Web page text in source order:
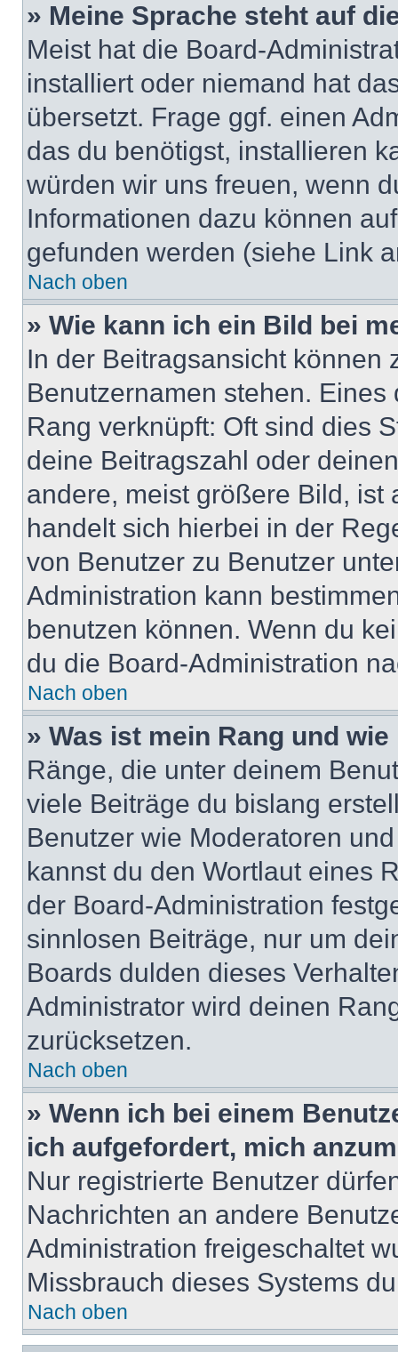
» Meine Sprache steht auf
Meist hat die Board-
installiert oder niemand hat
übersetzt. Frage ggf. einen
das du benötigst, installieren
würden wir uns freuen, wenn
Informationen dazu können
gefunden werden (siehe Link
Nach oben
» Wie kann ich ein Bild bei
In der Beitragsansicht können
Benutzernamen stehen.
Rang verknüpft: Oft sind dies
deine Beitragszahl oder
andere, meist größere Bild, ist
handelt sich hierbei in der
von Benutzer zu Benutzer
Administration kann
benutzen können. Wenn du
du die Board-Administration
Nach oben
» Was ist mein Rang und
Ränge, die unter deinem
viele Beiträge du bislang
Benutzer wie Moderatoren
kannst du den Wortlaut eines
der Board-Administration
sinnlosen Beiträge, nur um
Boards dulden dieses
Administrator wird deinen
zurücksetzen.
Nach oben
» Wenn ich bei einem
ich aufgefordert, mich
Nur registrierte Benutzer
Nachrichten an andere
Administration freigeschaltet
Missbrauch dieses Systems
Nach oben